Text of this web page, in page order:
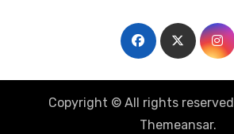
Copyright © All rights reserved
Themeansar.